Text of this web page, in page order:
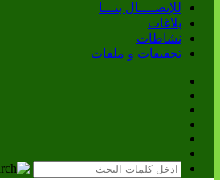
للإتصــــال بنـــا
بلاغات
نشاطات
تحقيقات و ملفات